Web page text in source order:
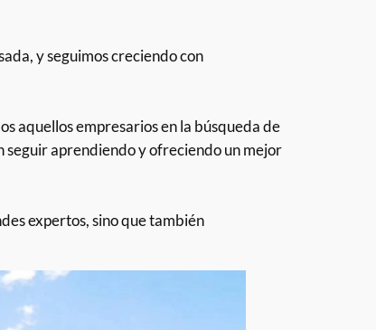
y seguimos creciendo con
aquellos empresarios en la búsqueda de
seguir aprendiendo y ofreciendo un mejor
expertos, sino que también